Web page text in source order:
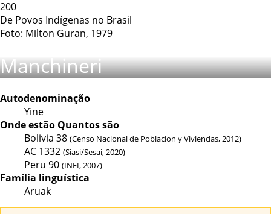
200
De Povos Indígenas no Brasil
Foto: Milton Guran, 1979
Manchineri
Autodenominação
Yine
Onde estão Quantos são
Bolivia 38 (Censo Nacional de Poblacion y Viviendas, 2012)
AC 1332 (Siasi/Sesai, 2020)
Peru 90 (INEI, 2007)
Família linguística
Aruak